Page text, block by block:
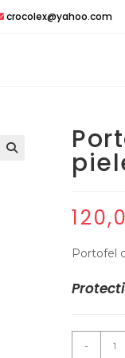
crocolex@yahoo.com
Portofel
Cantitate
-